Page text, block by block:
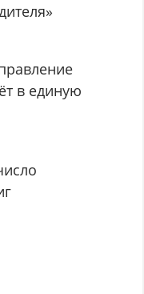
в единую